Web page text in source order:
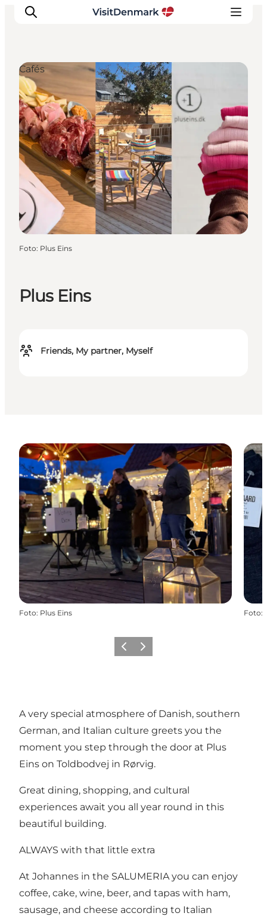
Ispirazioni
Dove andare
Cosa fare
Dove dormire
Pianifica il viaggio
Plus Eins
Friends, My partner, Myself
Cafés
Foto: Plus Eins
Foto: Plus Eins Foto:
Precedente
Avanti
A very special atmosphere of Danish, southern
German, and Italian culture greets you the
moment you step through the door at Plus
Eins on Toldbodvej in Rørvig.
Great dining, shopping, and cultural
experiences await you all year round in this
beautiful building.
ALWAYS with that little extra
At Johannes in the SALUMERIA you can enjoy
coffee, cake, wine, beer, and tapas with ham,
sausage, and cheese according to Italian